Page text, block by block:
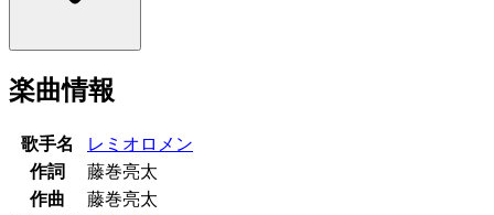
楽曲情報
歌手名
レミオロメン
作詞
藤巻亮太
作曲
藤巻亮太